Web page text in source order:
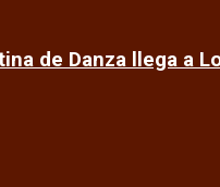
de Danza llega a